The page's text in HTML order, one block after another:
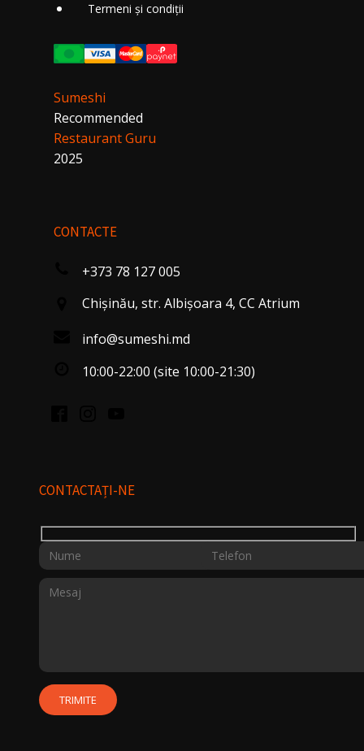
Termeni și condiții
Sumeshi
Recommended
Restaurant Guru
2025
CONTACTE
+373 78 127 005
Chişinău, str. Albişoara 4, CC Atrium
info@sumeshi.md
10:00-22:00 (site 10:00-21:30)
CONTACTAȚI-NE